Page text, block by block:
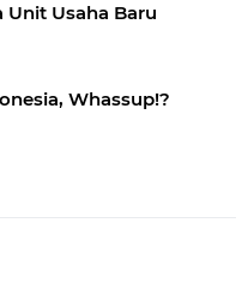
Unit Usaha Baru
Whassup!?